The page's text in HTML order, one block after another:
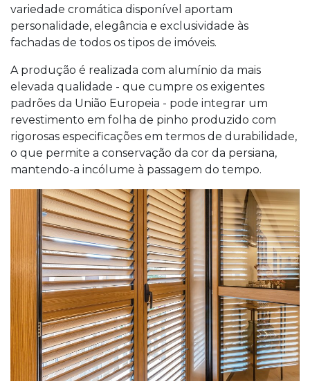
variedade cromática disponível aportam
personalidade, elegância e exclusividade às
fachadas de todos os tipos de imóveis.
A produção é realizada com alumínio da mais
elevada qualidade - que cumpre os exigentes
padrões da União Europeia - pode integrar um
revestimento em folha de pinho produzido com
rigorosas especificações em termos de durabilidade,
o que permite a conservação da cor da persiana,
mantendo-a incólume à passagem do tempo.